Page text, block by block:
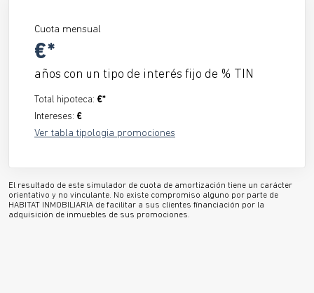
Cuota mensual
€*
años con un tipo de interés fijo de % TIN
Total hipoteca: €*
Intereses: €
Ver tabla tipologia promociones
El resultado de este simulador de cuota de amortización tiene un carácter
orientativo y no vinculante. No existe compromiso alguno por parte de
HABITAT INMOBILIARIA de facilitar a sus clientes financiación por la
adquisición de inmuebles de sus promociones.